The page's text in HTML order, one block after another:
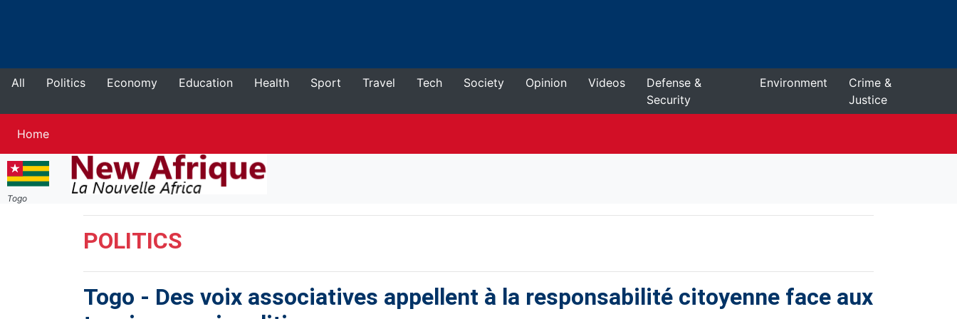
All Politics Economy Education Health Sport Travel Tech Society Opinion Videos
Defense &
Security
Environment
Crime &
Justice
HomeCurrent
Togo
POLITICS
Togo - Des voix associatives appellent à la responsabilité citoyenne face aux